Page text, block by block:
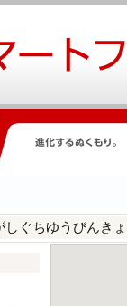
しぐちゆうびんき